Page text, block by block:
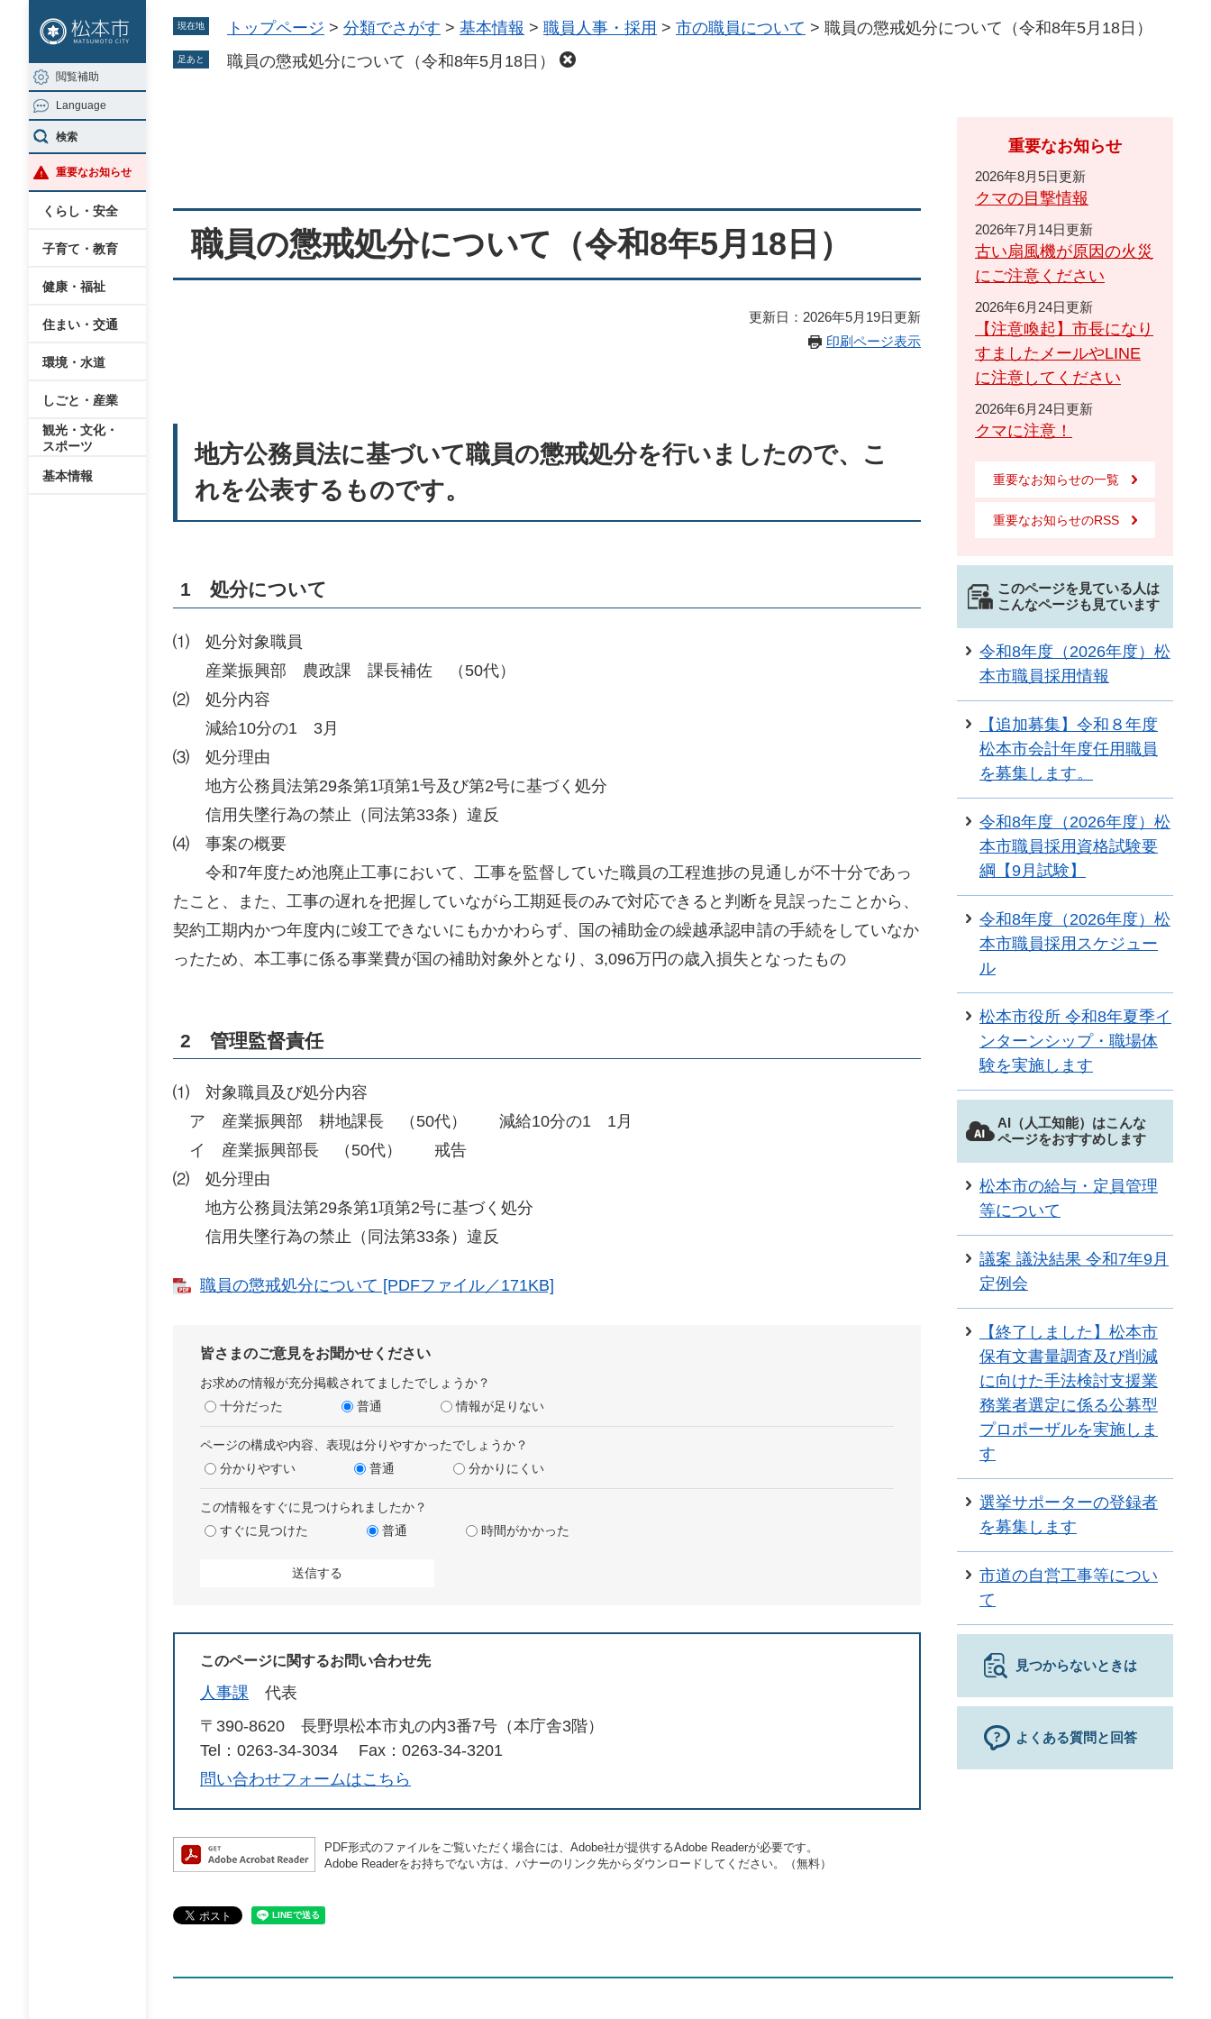
ジ
の
先
頭
で
す
ュ
ー
を
飛
ば
し
閲覧補助
Language
検索
重要なお知らせ
くらし・安全
子育て・教育
健康・福祉
住まい・交通
環境・水道
しごと・産業
観光・文化・
スポーツ
基本情報
現在地 トップページ > 分類でさがす > 基本情報 > 職員人事・採用 > 市の職員について > 職員の懲戒処分について（令和8年5月18日）
足あと 職員の懲戒処分について（令和8年5月18日）
職員の懲戒処分について（令和8年5月18日）
更新日：2026年5月19日更新
印刷ページ表示
地方公務員法に基づいて職員の懲戒処分を行いましたので、こ
れを公表するものです。
1 処分について
⑴ 処分対象職員
産業振興部 農政課 課長補佐 （50代）
⑵ 処分内容
減給10分の1 3月
⑶ 処分理由
地方公務員法第29条第1項第1号及び第2号に基づく処分
信用失墜行為の禁止（同法第33条）違反
⑷ 事案の概要
令和7年度ため池廃止工事において、工事を監督していた職員の工程進捗の見通しが不十分であっ
たこと、また、工事の遅れを把握していながら工期延長のみで対応できると判断を見誤ったことから、
契約工期内かつ年度内に竣工できないにもかかわらず、国の補助金の繰越承認申請の手続をしていなか
ったため、本工事に係る事業費が国の補助対象外となり、3,096万円の歳入損失となったもの
2 管理監督責任
⑴ 対象職員及び処分内容
ア 産業振興部 耕地課長 （50代） 減給10分の1 1月
イ 産業振興部長 （50代） 戒告
⑵ 処分理由
地方公務員法第29条第1項第2号に基づく処分
信用失墜行為の禁止（同法第33条）違反
職員の懲戒処分について [PDFファイル／171KB]
皆さまのご意見をお聞かせください
お求めの情報が充分掲載されてましたでしょうか？
十分だった
普通 情報が足りない
ページの構成や内容、表現は分りやすかったでしょうか？
分かりやすい
普通 分かりにくい
この情報をすぐに見つけられましたか？
すぐに見つけた
普通 時間がかかった
このページに関するお問い合わせ先
人事課
代表
〒390-8620
長野県松本市丸の内3番7号（本庁舎3階）
Tel：0263-34-3034
Fax：0263-34-3201
問い合わせフォームはこちら
PDF形式のファイルをご覧いただく場合には、Adobe社が提供するAdobe Readerが必要です。
Adobe Readerをお持ちでない方は、バナーのリンク先からダウンロードしてください。（無料）
重要なお知らせ
2026年8月5日更新
クマの目撃情報
2026年7月14日更新
古い扇風機が原因の火災
にご注意ください
2026年6月24日更新
【注意喚起】市長になり
すましたメールやLINE
に注意してください
2026年6月24日更新
クマに注意！
重要なお知らせの一覧
重要なお知らせのRSS
このページを見ている人は
こんなページも見ています
令和8年度（2026年度）松
本市職員採用情報
【追加募集】令和８年度
松本市会計年度任用職員
を募集します。
令和8年度（2026年度）松
本市職員採用資格試験要
綱【9月試験】
令和8年度（2026年度）松
本市職員採用スケジュー
ル
松本市役所 令和8年夏季イ
ンターンシップ・職場体
験を実施します
AI（人工知能）はこんな
ページをおすすめします
松本市の給与・定員管理
等について
議案 議決結果 令和7年9月
定例会
【終了しました】松本市
保有文書量調査及び削減
に向けた手法検討支援業
務業者選定に係る公募型
プロポーザルを実施しま
す
選挙サポーターの登録者
を募集します
市道の自営工事等につい
て
見つからないときは
よくある質問と回答